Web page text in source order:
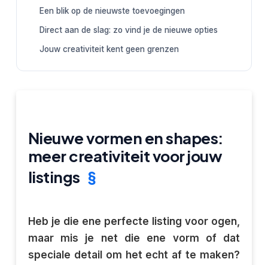
Nieuwe vormen en shapes:
meer creativiteit voor jouw
listings §
Heb je die ene perfecte listing voor ogen,
maar mis je net die ene vorm of dat
speciale detail om het echt af te maken?
Een blik op de nieuwste toevoegingen
Direct aan de slag: zo vind je de nieuwe opties
Jouw creativiteit kent geen grenzen